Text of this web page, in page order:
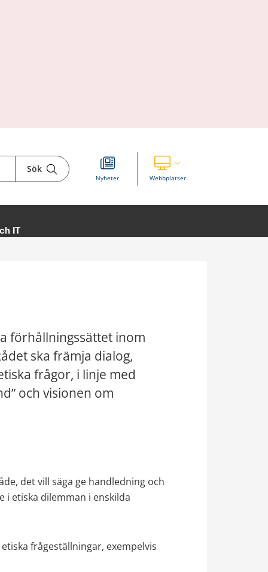
Sök
Nyheter WebbplatserVisa våra andra webbplatser
IT
förhållningssättet inom
ska främja dialog,
frågor, i linje med
och visionen om
det vill säga ge handledning och
etiska dilemman i enskilda
frågeställningar, exempelvis